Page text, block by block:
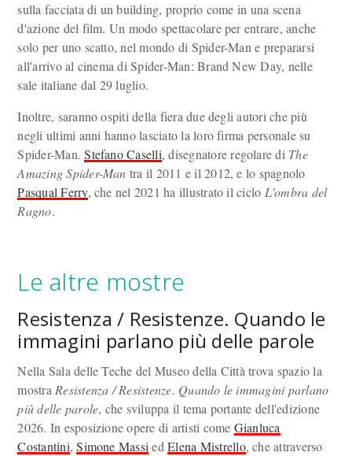
sulla facciata di un building, proprio come in una scena
d'azione del film. Un modo spettacolare per entrare, anche
solo per uno scatto, nel mondo di Spider-Man e prepararsi
all'arrivo al cinema di Spider-Man: Brand New Day, nelle
sale italiane dal 29 luglio.
Inoltre, saranno ospiti della fiera due degli autori che più
negli ultimi anni hanno lasciato la loro firma personale su
Spider-Man.Stefano Caselli, disegnatore regolare di The
Amazing Spider-Man tra il 2011 e il 2012, e lo spagnolo
Pasqual Ferry, che nel 2021 ha illustrato il ciclo L'ombra del
Ragno.
Le altre mostre
Resistenza / Resistenze. Quando le
immagini parlano più delle parole
Nella Sala delle Teche del Museo della Città trova spazio la
mostra Resistenza / Resistenze. Quando le immagini parlano
più delle parole, che sviluppa il tema portante dell'edizione
2026. In esposizione opere di artisti come Gianluca
Costantini,Simone Massi edElena Mistrello, che attraverso